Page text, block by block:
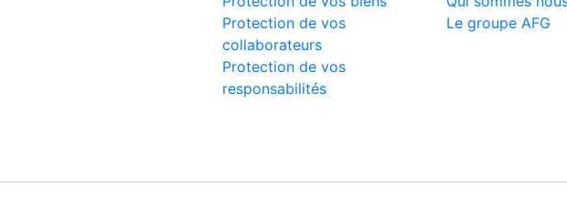
Protection de vos
collaborateurs
Protection de vos
responsabilités
Le groupe AFG